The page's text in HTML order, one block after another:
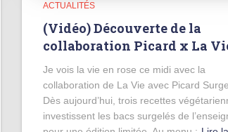
ACTUALITÉS
(Vidéo) Découverte de la
collaboration Picard x La
Je vois la vie en rose ce midi avec la
collaboration de La Vie avec Picard
Dès aujourd’hui, trois recettes
investissent les bacs surgelés de